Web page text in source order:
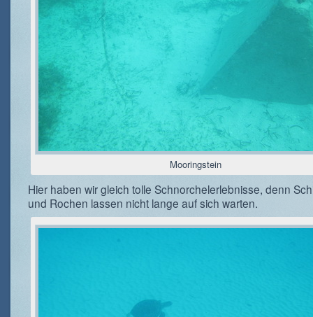
Mooringstein
Hier haben wir gleich tolle Schnorchelerlebnisse, denn
und Rochen lassen nicht lange auf sich warten.